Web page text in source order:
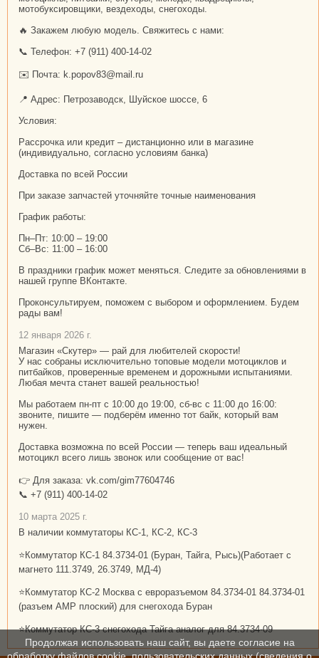
мотобуксировщики, вездеходы, снегоходы.
🔥 Закажем любую модель. Свяжитесь с нами:
📞 Телефон: +7 (911) 400-14-02
✉️ Почта: k.popov83@mail.ru
📍 Адрес: Петрозаводск, Шуйское шоссе, 6
Условия:
Рассрочка или кредит – дистанционно или в магазине
(индивидуально, согласно условиям банка)
Доставка по всей России
При заказе запчастей уточняйте точные наименования
График работы:
Пн–Пт: 10:00 – 19:00
Сб–Вс: 11:00 – 16:00
В праздники график может меняться. Следите за обновлениями в
нашей группе ВКонтакте.
Проконсультируем, поможем с выбором и оформлением. Будем
рады вам!
12 января 2026 г.
Магазин «Скутер» — рай для любителей скорости!
У нас собраны исключительно топовые модели мотоциклов и
питбайков, проверенные временем и дорожными испытаниями.
Любая мечта станет вашей реальностью!
Мы работаем пн-пт с 10:00 до 19:00, сб-вс с 11:00 до 16:00:
звоните, пишите — подберём именно тот байк, который вам
нужен.
Доставка возможна по всей России — теперь ваш идеальный
мотоцикл всего лишь звонок или сообщение от вас!
👉 Для заказа: vk.com/gim77604746
📞 +7 (911) 400-14-02
10 марта 2025 г.
В наличии коммутаторы КС-1, КС-2, КС-3
⭐Коммутатор КС-1 84.3734-01 (Буран, Тайга, Рысь)(Работает с
магнето 111.3749, 26.3749, МД-4)
⭐Коммутатор КС-2 Москва с евроразъемом 84.3734-01 84.3734-01
(разъем АМР плоский) для снегохода Буран
⭐Коммутатор КС-3 снегохода Тайга аналог для 84.3734-09
Продолжая использовать наш сайт, вы даете согласие на